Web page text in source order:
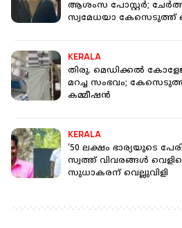
ആശംസ പോസ്റ്റർ;
സ്വമേധയാ കേസെടുത്ത്
KERALA
തിരു. മെഡിക്കല്‍
മറച്ച സംഭവം;
കമ്മീഷന്‍
KERALA
'50 ലക്ഷം ഭാര്യയുടെ
സ്വത്ത് വിവരങ്ങൾ
സുധാകരന് വെല്ലുവിളി